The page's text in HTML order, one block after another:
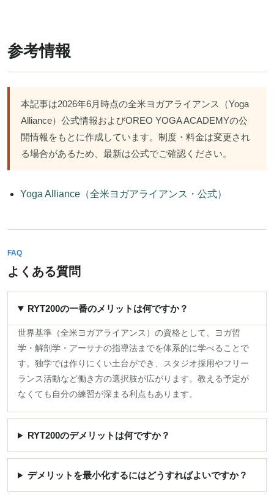
参考情報
本記事は2026年6月時点の全米ヨガアライアンス（Yoga
Alliance）公式情報およびOREO YOGA ACADEMYの公
開情報をもとに作成しています。制度・料金は変更され
る場合があるため、最新は公式でご確認ください。
Yoga Alliance（全米ヨガアライアンス・公式）
FAQ
よくある質問
RYT200の一番のメリットは何ですか？
世界基準（全米ヨガアライアンス）の資格として、ヨガ哲
学・解剖学・アーサナの指導法までを体系的に学べることで
す。独学では作りにくい土台ができ、スタジオ採用やフリー
ランス活動など働き方の選択肢が広がります。教える予定が
なくても自分の練習が深まる利点もあります。
RYT200のデメリットは何ですか？
デメリットを最小化するにはどうすればよいですか？